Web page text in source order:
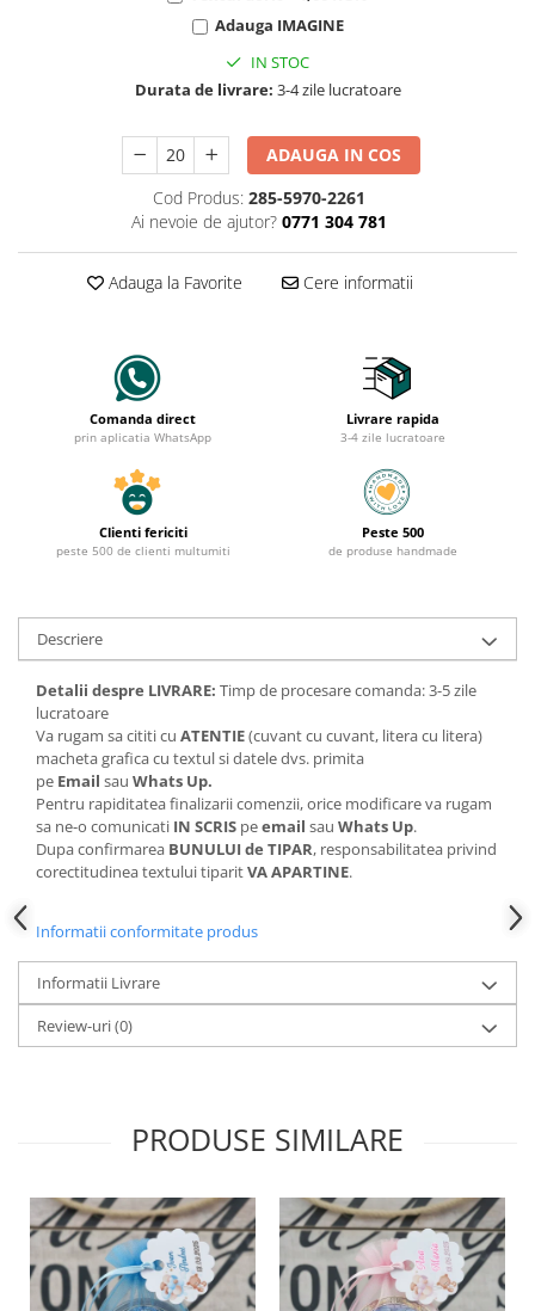
Adauga IMAGINE
IN STOC
Durata de livrare: 3-4 zile lucratoare
ADAUGA IN COS
Cod Produs: 285-5970-2261
Ai nevoie de ajutor? 0771 304 781
Adauga la Favorite Cere informatii
Comanda direct
prin aplicatia WhatsApp
Livrare rapida
3-4 zile lucratoare
Clienti fericiti
peste 500 de clienti multumiti
Peste 500
de produse handmade
Descriere
Detalii despre LIVRARE: Timp de procesare comanda: 3-5 zile
lucratoare
Va rugam sa cititi cu ATENTIE(cuvant cu cuvant, litera cu litera)
macheta grafica cu textul si datele dvs. primita
pe Email sau Whats Up.
Pentru rapiditatea finalizarii comenzii, orice modificare va rugam
sa ne-o comunicati IN SCRIS peemail sau Whats Up.
Dupa confirmarea BUNULUI de TIPAR, responsabilitatea privind
corectitudinea textului tiparitVA APARTINE.
Informatii conformitate produs
Informatii Livrare
Review-uri(0)
PRODUSE SIMILARE